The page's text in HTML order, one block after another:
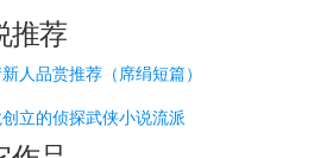
推荐
人品赏推荐（席绢短篇）
立的侦探武侠小说流派